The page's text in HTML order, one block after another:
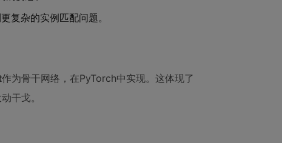
复杂的实例匹配问题。
作为骨干网络，在PyTorch中实现。这体现了
干戈。